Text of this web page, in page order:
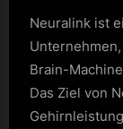
Neuralink ist
Brain-
Das Ziel von